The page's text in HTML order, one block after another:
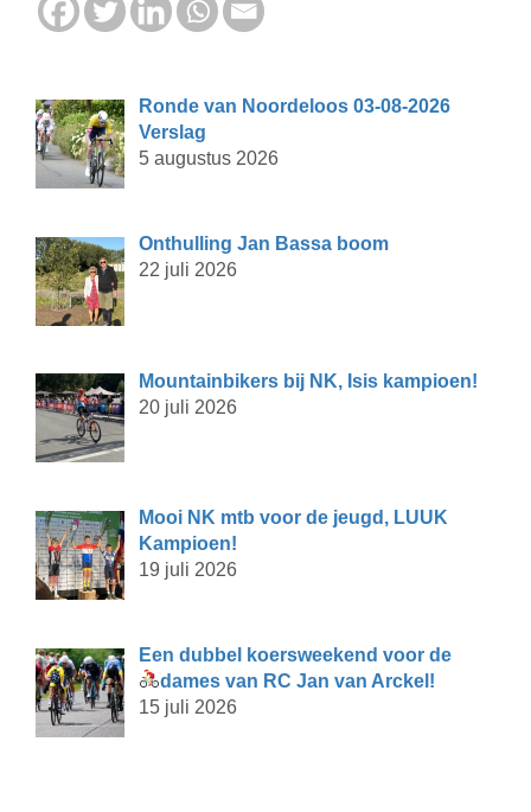
Ronde van Noordeloos 03-08-2026
Verslag
5 augustus 2026
Onthulling Jan Bassa boom
22 juli 2026
Mountainbikers bij NK, Isis kampioen!
20 juli 2026
Mooi NK mtb voor de jeugd, LUUK
Kampioen!
19 juli 2026
Een dubbel koersweekend voor de
dames van RC Jan van Arckel!
15 juli 2026